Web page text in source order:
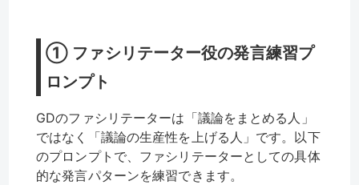
① ファシリテーター役の発言練習プ
ロンプト
GDのファシリテーターは「議論をまとめる人」
ではなく「議論の生産性を上げる人」です。以下
のプロンプトで、ファシリテーターとしての具体
的な発言パターンを練習できます。